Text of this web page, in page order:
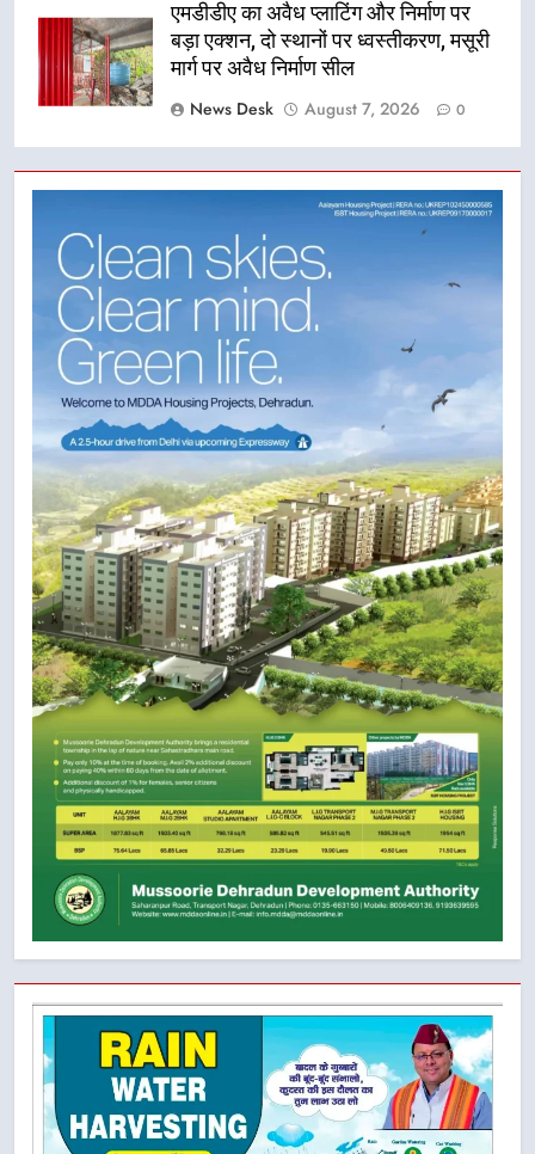
एमडीडीए का अवैध प्लाटिंग और निर्माण पर
बड़ा एक्शन, दो स्थानों पर ध्वस्तीकरण, मसूरी
मार्ग पर अवैध निर्माण सील
News Desk
August 7, 2026 0